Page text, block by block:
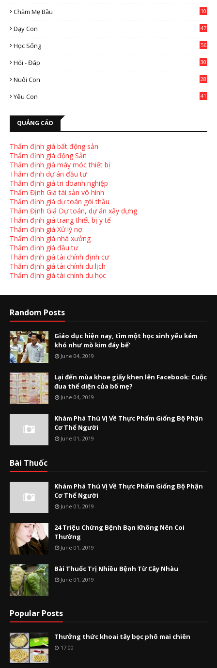
Chăm Mẹ Bầu
10
Dạy Con
47
Học Sống 56
Hỏi - Đáp 30
Nuôi Con
28
Yêu Con
41
QUẢNG CÁO
Thẩm định giá bất động sản
Thẩm định giá động Sản
Thẩm định giá máy móc thiết bị
Thẩm định dự án đầu tư
Thẩm định giá tri doanh nghiệp
Thẩm Định Giá tài sản vô hình
Thẩm định giá dự toán gói thầu
Thẩm Định Giá Dự toán, dự án xây dựng
Thẩm định giá trang thiết bị y tế
Thẩm định giá Xử lý nợ
Thẩm định giá nhà xưởng
Thẩm định giá đầu tư
Thẩm định giá tài chính định cư
Thẩm định giá tài chính du lịch
Thẩm định giá tài chính du học
Random Posts
Giáo dục hiện nay, tìm một học sinh yếu kém
khó như mò kim đáy bể’
June 04, 2019
Lại đến mùa khoe giấy khen lên Facebook: Cuộc
đua thể diện của bố mẹ?
June 04, 2019
Khám Phá Thú Vị Về Thực Phẩm Giống Bộ Phận
Cơ Thể Người
June 01, 2019
Bài Thuốc
Khám Phá Thú Vị Về Thực Phẩm Giống Bộ Phận
Cơ Thể Người
June 01, 2019
24 Triệu Chứng Bệnh Bạn Không Nên Coi
Thường
June 01, 2019
Bài Thuốc Trị Nhiều Bệnh Từ Cây Nhàu
June 01, 2019
Popular Posts
Thưởng thức khoai tây bọc phô mai chiên
17:00